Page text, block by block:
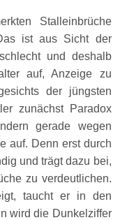
Stalleinbrüche
ist aus Sicht der
und deshalb
auf, Anzeige zu
der jüngsten
zunächst Paradox
gerade wegen
auf. Denn erst durch
und trägt dazu bei,
zu verdeutlichen.
taucht er in den
wird die Dunkelziffer